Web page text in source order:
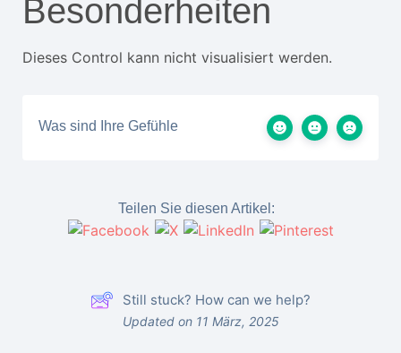
Besonderheiten
Dieses Control kann nicht visualisiert werden.
Was sind Ihre Gefühle
Teilen Sie diesen Artikel:
Still stuck? How can we help?
Updated on 11 März, 2025